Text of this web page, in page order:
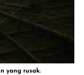
yang rusak.